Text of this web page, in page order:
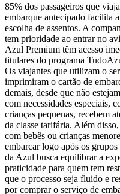
85% dos passageiros que
embarque antecipado facilita
escolha de assentos. A
tem prioridade ao entrar no
Azul Premium têm acesso
titulares do programa
Os viajantes que utilizam o
imprimiram o cartão de
demais, desde que não
com necessidades especiais,
crianças pequenas, recebem
da classe tarifária. Além
com bebês ou crianças
embarcar logo após os
da Azul busca equilibrar a
praticidade para quem tem
que o processo seja fluido e
por comprar o serviço de